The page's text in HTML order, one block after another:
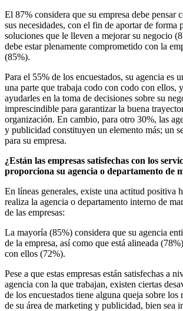
El 87% considera que su empresa debe pensar
sus necesidades, con el fin de aportar de forma
soluciones que le lleven a mejorar su negocio
debe estar plenamente comprometido con la
(85%).
Para el 55% de los encuestados, su agencia es
una parte que trabaja codo con codo con ellos,
ayudarles en la toma de decisiones sobre su
imprescindible para garantizar la buena
organización. En cambio, para otro 30%, las
y publicidad constituyen un elemento más; un
para su empresa.
¿Están las empresas satisfechas con los
proporciona su agencia o departamento de
En líneas generales, existe una actitud positiva
realiza la agencia o departamento interno de
de las empresas:
La mayoría (85%) considera que su agencia
de la empresa, así como que está alineada
con ellos (72%).
Pese a que estas empresas están satisfechas a
agencia con la que trabajan, existen ciertas
de los encuestados tiene alguna queja sobre los
de su área de marketing y publicidad, bien sea